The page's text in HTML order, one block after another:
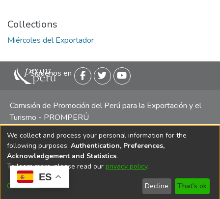
ES
Collections
Miércoles del Exportador
Siguenos en
Comisión de Promoción del Perú para la Exportación y el
Turismo - PROMPERÚ
Central telefónica: (511) 616 7300 / 616 7400 Calle Uno
Oeste 50, Edificio Mincetur, Pisos 13 y 14, San Isidro -
Lima
Copyright 2025 PROMPERÚ
We collect and process your personal information for the
following purposes: Authentication, Preferences,
Acknowledgement and Statistics.
To learn more, please read our privacy policy.
Customize Decline That's ok